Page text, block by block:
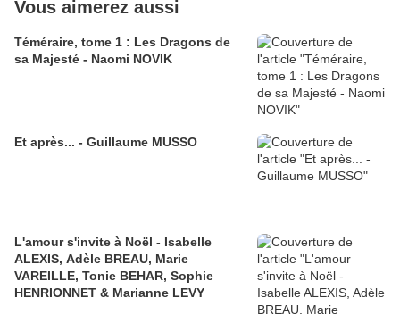
Vous aimerez aussi
Téméraire, tome 1 : Les Dragons de
sa Majesté - Naomi NOVIK
Et après... - Guillaume MUSSO
L'amour s'invite à Noël - Isabelle
ALEXIS, Adèle BREAU, Marie
VAREILLE, Tonie BEHAR, Sophie
HENRIONNET & Marianne LEVY